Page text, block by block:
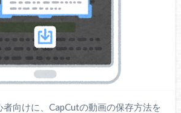
者向けに、CapCutの動画の保存方法を